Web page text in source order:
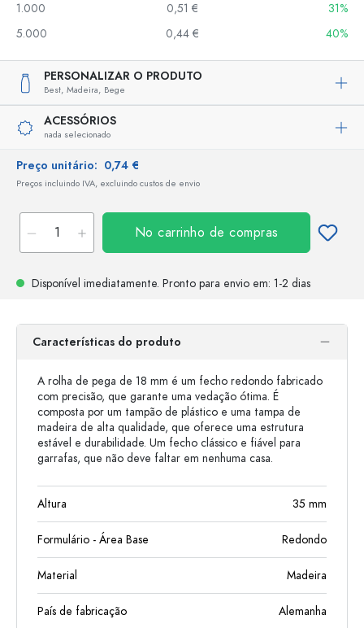
1.000
0,51 €
31%
5.000
0,44 € 40%
PERSONALIZAR O PRODUTO
Best, Madeira, Bege
ACESSÓRIOS
nada selecionado
Preço unitário: 0,74 €
Preços incluindo IVA, excluindo custos de envio
No carrinho de compras
Disponível imediatamente. Pronto para envio em: 1-2 dias
Características do produto
A rolha de pega de 18 mm é um fecho redondo fabricado
com precisão, que garante uma vedação ótima. É
composta por um tampão de plástico e uma tampa de
madeira de alta qualidade, que oferece uma estrutura
estável e durabilidade. Um fecho clássico e fiável para
garrafas, que não deve faltar em nenhuma casa.
Altura 35 mm
Formulário - Área Base Redondo
Material Madeira
País de fabricação Alemanha